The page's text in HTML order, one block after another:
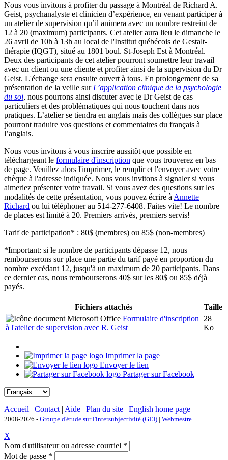
Nous vous invitons à profiter du passage à Montréal de Richard A.
Geist, psychanalyste et clinicien d’expérience, en venant participer à
un atelier de supervision qu’il animera avec un nombre restreint de
12 à 20 (maximum) participants. Cet atelier aura lieu le dimanche le
26 avril de 10h à 13h au local de l'Institut québécois de Gestalt-
thérapie (IQGT), situé au 1801 boul. St-Joseph Est à Montréal.
Deux des participants de cet atelier pourront soumettre leur travail
avec un client ou une cliente et profiter ainsi de la supervision du Dr
Geist. L'échange sera ensuite ouvert à tous. En prolongement de sa
présentation de la veille sur L’application clinique de la psychologie
du soi, nous pourrons ainsi discuter avec le Dr Geist de cas
particuliers et des problématiques qui nous touchent dans nos
pratiques. L’atelier se tiendra en anglais mais des collègues sur place
pourront traduire vos questions et commentaires du français à
l’anglais.
Nous vous invitons à vous inscrire aussitôt que possible en
téléchargeant le formulaire d'inscription que vous trouverez en bas
de page. Veuillez alors l'imprimer, le remplir et l'envoyer avec votre
chèque à l'adresse indiquée. Nous vous invitons à signaler si vous
aimeriez présenter votre travail. Si vous avez des questions sur les
modalités de cette présentation, vous pouvez écrire à Annette
Richard ou lui téléphoner au 514-277-6408. Faites vite! Le nombre
de places est limité à 20. Premiers arrivés, premiers servis!
Tarif de participation* : 80$ (membres) ou 85$ (non-membres)
*Important: si le nombre de participants dépasse 12, nous
rembourserons sur place une partie du tarif payé en proportion du
nombre excédant 12, jusqu'à un maximum de 20 participants. Dans
ce dernier cas, nous rembourserons 40$ sur les 80$ ou 85$ déjà
payés.
Fichiers attachés
Taille
Formulaire d'inscription
à l'atelier de supervision avec R. Geist
28
Ko
Imprimer la page
Envoyer le lien
Partager sur Facebook
Accueil | Contact | Aide | Plan du site | English home page
2008-2026 - Groupe d'étude sur l'intersubjectivité (GEI) | Webmestre
X
Nom d'utilisateur ou adresse courriel *
Mot de passe *